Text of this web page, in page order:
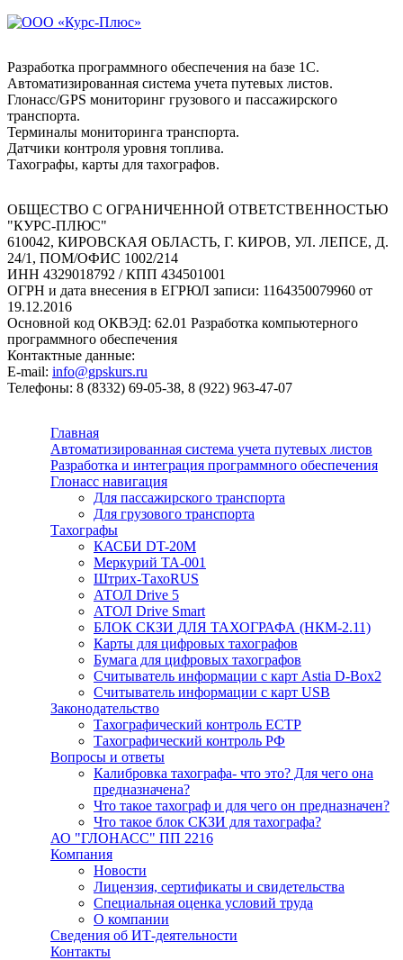
Разработка программного обеспечения на базе 1С.
Автоматизированная система учета путевых листов.
Глонасс/GPS мониторинг грузового и пассажирского
транспорта.
Терминалы мониторинга транспорта.
Датчики контроля уровня топлива.
Тахографы, карты для тахографов.
ОБЩЕСТВО С ОГРАНИЧЕННОЙ ОТВЕТСТВЕННОСТЬЮ
"КУРС-ПЛЮС"
610042, КИРОВСКАЯ ОБЛАСТЬ, Г. КИРОВ, УЛ. ЛЕПСЕ, Д.
24/1, ПОМ/ОФИС 1002/214
ИНН 4329018792 / КПП 434501001
ОГРН и дата внесения в ЕГРЮЛ записи: 1164350079960 от
19.12.2016
Основной код ОКВЭД: 62.01 Разработка компьютерного
программного обеспечения
Контактные данные:
E-mail: info@gpskurs.ru
Телефоны: 8 (8332) 69-05-38, 8 (922) 963-47-07
Главная
Автоматизированная система учета путевых листов
Разработка и интеграция программного обеспечения
Глонасс навигация
Для пассажирского транспорта
Для грузового транспорта
Тахографы
КАСБИ DT-20М
Меркурий ТА-001
Штрих-ТахоRUS
АТОЛ Drive 5
АТОЛ Drive Smart
БЛОК СКЗИ ДЛЯ ТАХОГРАФА (НКМ-2.11)
Карты для цифровых тахографов
Бумага для цифровых тахографов
Считыватель информации с карт Astia D-Box2
Считыватель информации с карт USB
Законодательство
Тахографический контроль ЕСТР
Тахографический контроль РФ
Вопросы и ответы
Калибровка тахографа- что это? Для чего она
предназначена?
Что такое тахограф и для чего он предназначен?
Что такое блок СКЗИ для тахографа?
АО "ГЛОНАСС" ПП 2216
Компания
Новости
Лицензия, сертификаты и свидетельства
Специальная оценка условий труда
О компании
Сведения об ИТ-деятельности
Контакты